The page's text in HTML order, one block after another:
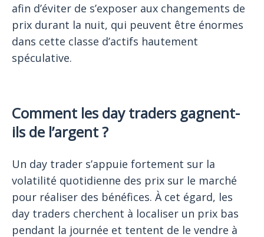
afin d’éviter de s’exposer aux changements de
prix durant la nuit, qui peuvent être énormes
dans cette classe d’actifs hautement
spéculative.
Comment les day traders gagnent-
ils de l’argent ?
Un day trader s’appuie fortement sur la
volatilité quotidienne des prix sur le marché
pour réaliser des bénéfices. À cet égard, les
day traders cherchent à localiser un prix bas
pendant la journée et tentent de le vendre à